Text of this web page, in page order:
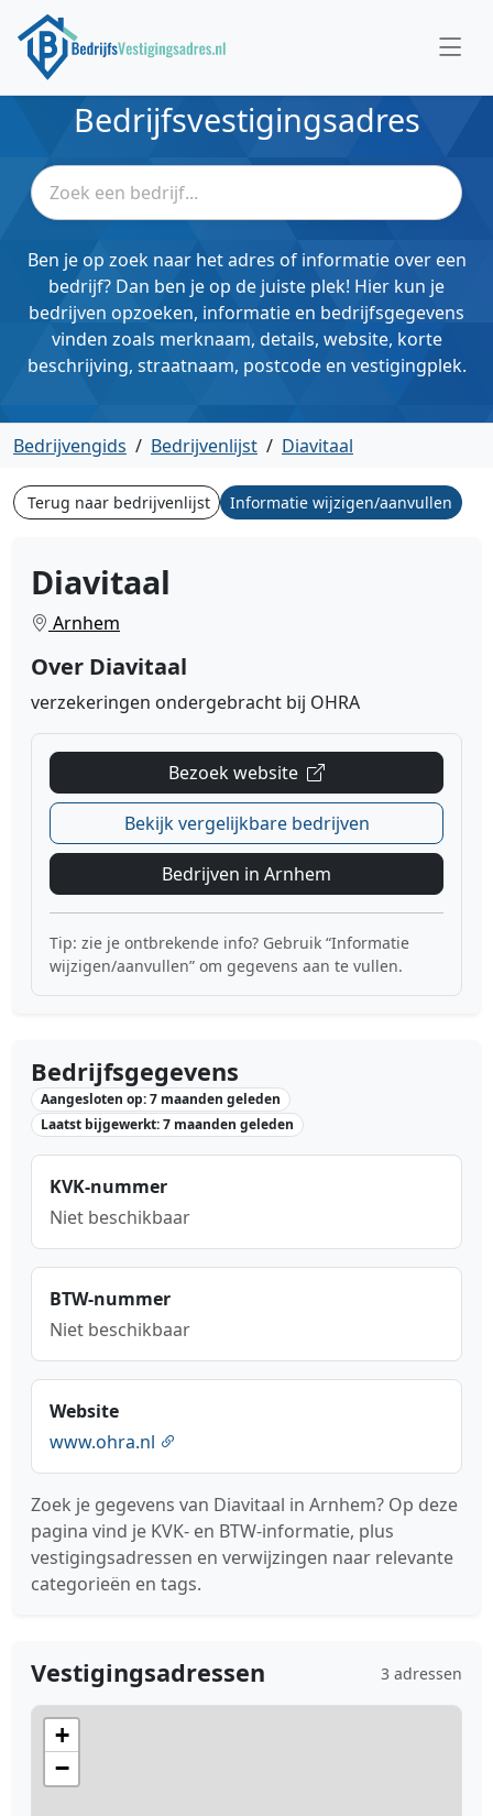
Bedrijfsvestigingsadres
Ben je op zoek naar het adres of informatie over een
bedrijf? Dan ben je op de juiste plek! Hier kun je
bedrijven opzoeken, informatie en bedrijfsgegevens
vinden zoals merknaam, details, website, korte
beschrijving, straatnaam, postcode en vestigingplek.
Bedrijvengids / Bedrijvenlijst / Diavitaal
Terug naar bedrijvenlijst Informatie wijzigen/aanvullen
Diavitaal
Arnhem
Over Diavitaal
verzekeringen ondergebracht bij OHRA
Bezoek website
Bekijk vergelijkbare bedrijven
Bedrijven in Arnhem
Tip: zie je ontbrekende info? Gebruik “Informatie
wijzigen/aanvullen” om gegevens aan te vullen.
Bedrijfsgegevens
Aangesloten op: 7 maanden geleden
Laatst bijgewerkt: 7 maanden geleden
KVK-nummer
Niet beschikbaar
BTW-nummer
Niet beschikbaar
Website
www.ohra.nl
Zoek je gegevens van Diavitaal in Arnhem? Op deze
pagina vind je KVK- en BTW-informatie, plus
vestigingsadressen en verwijzingen naar relevante
categorieën en tags.
Vestigingsadressen 3 adressen
+
−